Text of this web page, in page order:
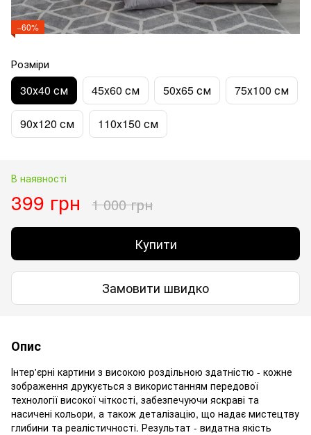
−60%
Розміри
30х40 см 45х60 см 50х65 см 75х100 см
90х120 см 110x150 см
В наявності
399 грн 1 000 грн
Купити
Замовити швидко
Опис
Інтер'єрні картини з високою роздільною здатністю - кожне
зображення друкується з використанням передової
технології високої чіткості, забезпечуючи яскраві та
насичені кольори, а також деталізацію, що надає мистецтву
глибини та реалістичності. Результат - видатна якість